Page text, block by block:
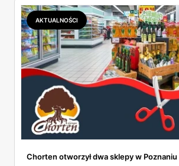
AKTUALNOŚCI
Chorten otworzył dwa sklepy w Poznaniu